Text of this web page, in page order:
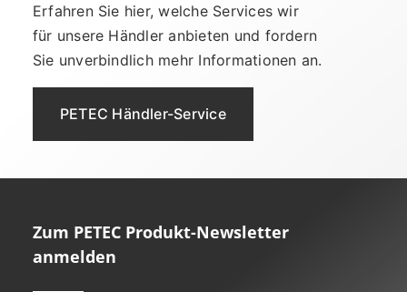
Erfahren Sie hier, welche Services wir
für unsere Händler anbieten und fordern
Sie unverbindlich mehr Informationen an.
PETEC Händler-Service
Zum PETEC Produkt-Newsletter
anmelden